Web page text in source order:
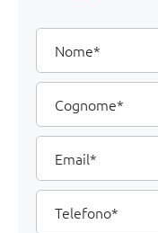
I
tuoi
dati
Nome
Cognome
Email
Telefono